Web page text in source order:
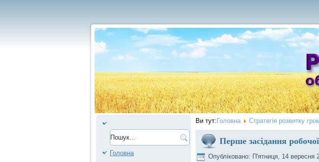
Головна
Ви тут: Головна Стратегія розвитку
Перше засідання
Опубліковано: П'ятниця, 14 вересня